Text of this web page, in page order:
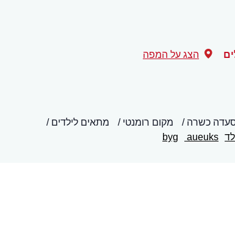
הצג על המפה
כשרה מקום רומנטי
מתאים לילדים
byg aueuks